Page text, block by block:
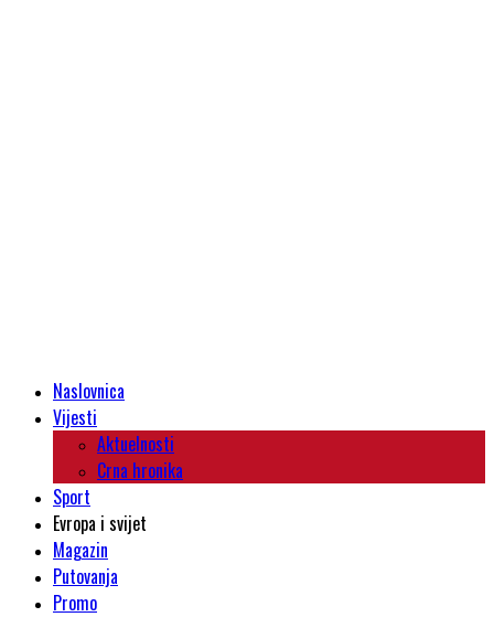
Naslovnica
Vijesti
Aktuelnosti
Crna hronika
Sport
Evropa i svijet
Magazin
Putovanja
Promo